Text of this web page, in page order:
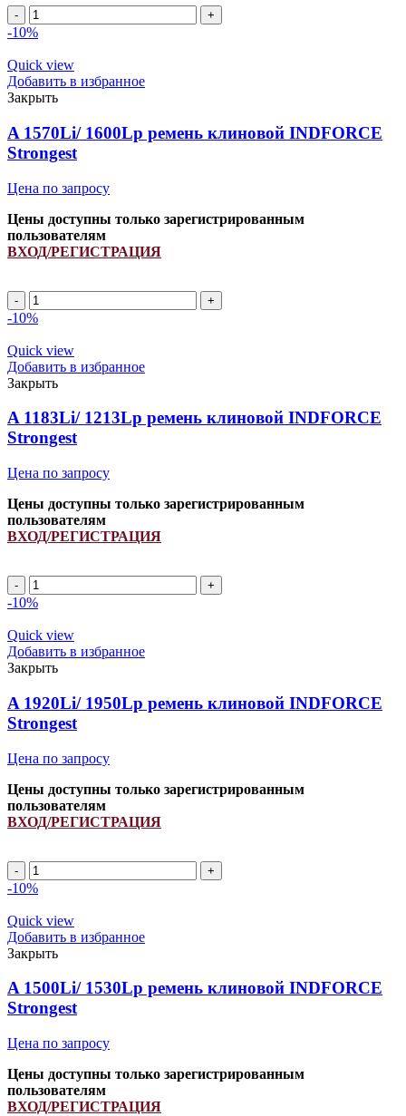
-10%
Quick view
Добавить в избранное
Закрыть
A 1570Li/ 1600Lp ремень клиновой INDFORCE
Strongest
Цена по запросу
Цены доступны только зарегистрированным
пользователям
ВХОД/РЕГИСТРАЦИЯ
-10%
Quick view
Добавить в избранное
Закрыть
A 1183Li/ 1213Lp ремень клиновой INDFORCE
Strongest
Цена по запросу
Цены доступны только зарегистрированным
пользователям
ВХОД/РЕГИСТРАЦИЯ
-10%
Quick view
Добавить в избранное
Закрыть
A 1920Li/ 1950Lp ремень клиновой INDFORCE
Strongest
Цена по запросу
Цены доступны только зарегистрированным
пользователям
ВХОД/РЕГИСТРАЦИЯ
-10%
Quick view
Добавить в избранное
Закрыть
A 1500Li/ 1530Lp ремень клиновой INDFORCE
Strongest
Цена по запросу
Цены доступны только зарегистрированным
пользователям
ВХОД/РЕГИСТРАЦИЯ